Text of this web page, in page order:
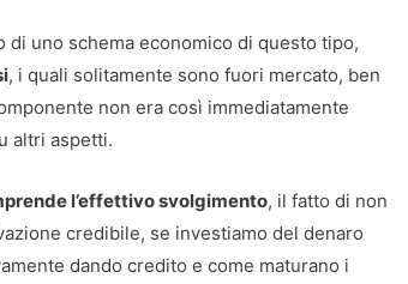
uno schema economico di questo tipo,
, i quali solitamente sono fuori mercato, ben
non era così immediatamente
altri aspetti.
l’effettivo svolgimento, il fatto di non
credibile, se investiamo del denaro
dando credito e come maturano i